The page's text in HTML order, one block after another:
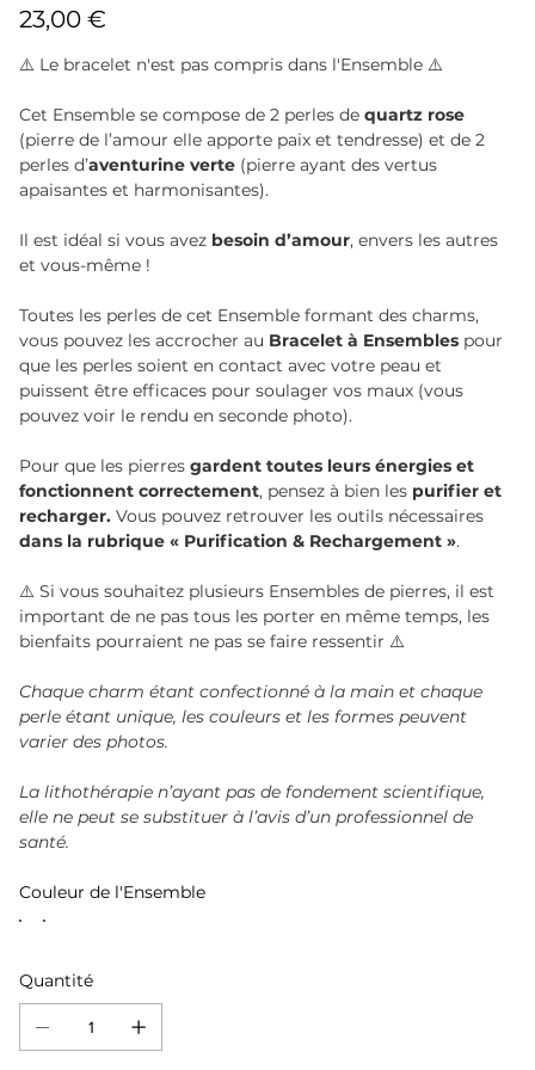
Prix
23,00 €
⚠️ Le bracelet n'est pas compris dans l'Ensemble ⚠️
Cet Ensemble se compose de 2 perles de quartz rose
(pierre de l’amour elle apporte paix et tendresse) et de 2
perles d’aventurine verte (pierre ayant des vertus
apaisantes et harmonisantes).
Il est idéal si vous avez besoin d’amour, envers les autres
et vous-même !
Toutes les perles de cet Ensemble formant des charms,
vous pouvez les accrocher au Bracelet à Ensembles pour
que les perles soient en contact avec votre peau et
puissent être efficaces pour soulager vos maux (vous
pouvez voir le rendu en seconde photo).
Pour que les pierres gardent toutes leurs énergies et
fonctionnent correctement, pensez à bien les purifier et
recharger. Vous pouvez retrouver les outils nécessaires
dans la rubrique « Purification & Rechargement ».
⚠️ Si vous souhaitez plusieurs Ensembles de pierres, il est
important de ne pas tous les porter en même temps, les
bienfaits pourraient ne pas se faire ressentir ⚠️
Chaque charm étant confectionné à la main et chaque
perle étant unique, les couleurs et les formes peuvent
varier des photos.
La lithothérapie n’ayant pas de fondement scientifique,
elle ne peut se substituer à l’avis d’un professionnel de
santé.
Couleur de l'Ensemble
Quantité